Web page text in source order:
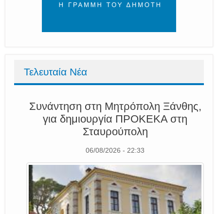
Τελευταία Νέα
Συνάντηση στη Μητρόπολη Ξάνθης,
για δημιουργία ΠΡΟΚΕΚΑ στη
Σταυρούπολη
06/08/2026 - 22:33